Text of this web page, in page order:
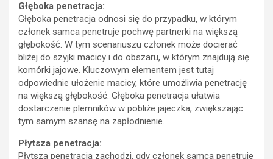
Głęboka penetracja:
Głęboka penetracja odnosi się do przypadku, w którym
członek samca penetruje pochwę partnerki na większą
głębokość. W tym scenariuszu członek może docierać
bliżej do szyjki macicy i do obszaru, w którym znajdują się
komórki jajowe. Kluczowym elementem jest tutaj
odpowiednie ułożenie macicy, które umożliwia penetrację
na większą głębokość. Głęboka penetracja ułatwia
dostarczenie plemników w pobliże jajeczka, zwiększając
tym samym szansę na zapłodnienie.
Płytsza penetracja:
Płytsza penetracja zachodzi, gdy członek samca penetruje